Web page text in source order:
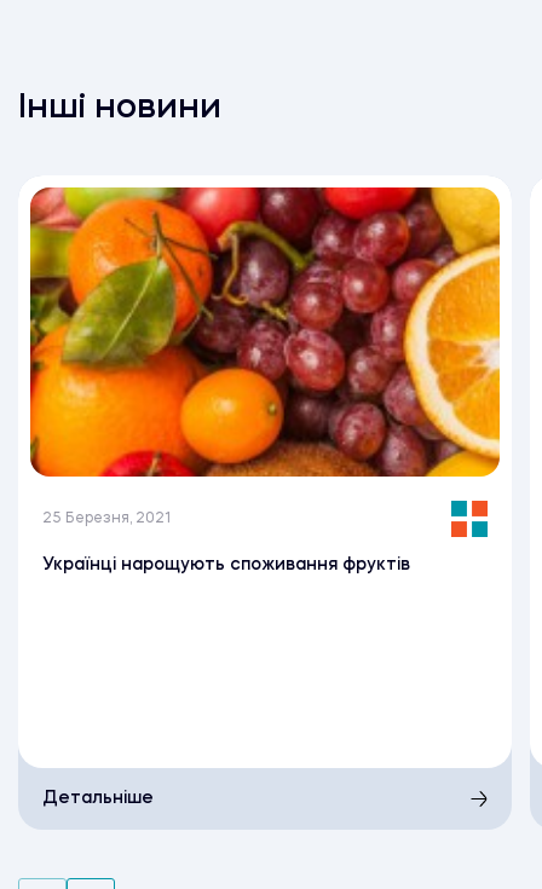
Інші новини
25 Березня, 2021
Українці нарощують споживання фруктів
Детальніше